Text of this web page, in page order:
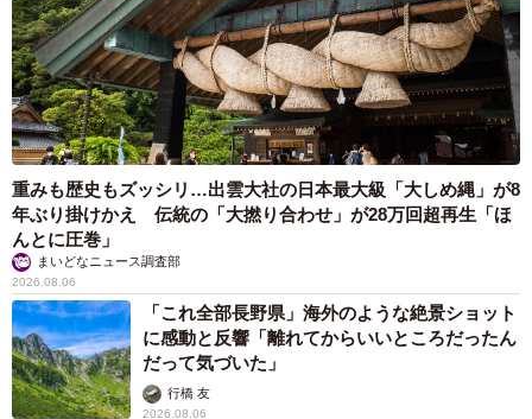
重みも歴史もズッシリ…出雲大社の日本最大級「大しめ縄」が8
年ぶり掛けかえ 伝統の「大撚り合わせ」が28万回超再生「ほ
んとに圧巻」
まいどなニュース調査部
2026.08.06
「これ全部長野県」海外のような絶景ショット
に感動と反響「離れてからいいところだったん
だって気づいた」
行橋 友
2026.08.06